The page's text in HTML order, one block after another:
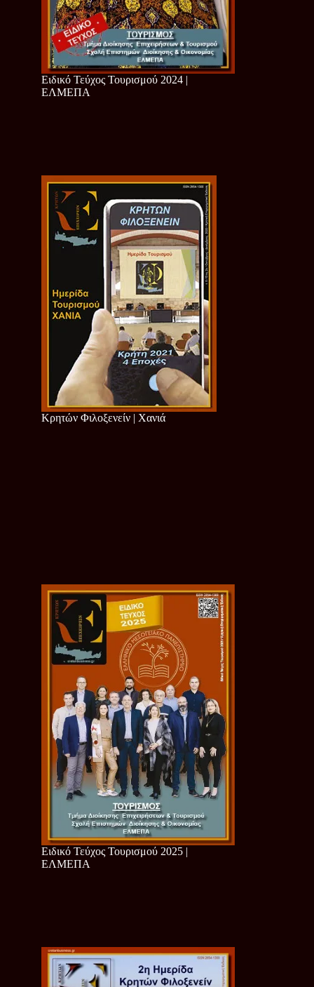
Ειδικό Τεύχος Τουρισμού 2024 |
ΕΛΜΕΠΑ
Κρητών Φιλοξενείν | Χανιά
Ειδικό Τεύχος Τουρισμού 2025 |
ΕΛΜΕΠΑ